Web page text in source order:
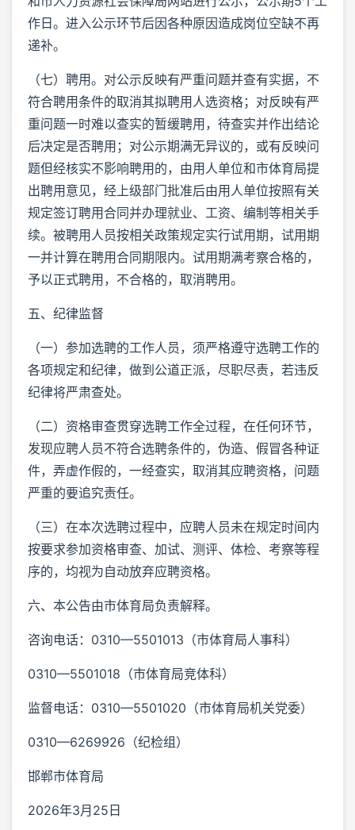
作日。进入公示环节后因各种原因造成岗位空缺不再
递补。
（七）聘用。对公示反映有严重问题并查有实据，不
符合聘用条件的取消其拟聘用人选资格；对反映有严
重问题一时难以查实的暂缓聘用，待查实并作出结论
后决定是否聘用；对公示期满无异议的，或有反映问
题但经核实不影响聘用的，由用人单位和市体育局提
出聘用意见，经上级部门批准后由用人单位按照有关
规定签订聘用合同并办理就业、工资、编制等相关手
续。被聘用人员按相关政策规定实行试用期，试用期
一并计算在聘用合同期限内。试用期满考察合格的，
予以正式聘用，不合格的，取消聘用。
五、纪律监督
（一）参加选聘的工作人员，须严格遵守选聘工作的
各项规定和纪律，做到公道正派，尽职尽责，若违反
纪律将严肃查处。
（二）资格审查贯穿选聘工作全过程，在任何环节，
发现应聘人员不符合选聘条件的，伪造、假冒各种证
件，弄虚作假的，一经查实，取消其应聘资格，问题
严重的要追究责任。
（三）在本次选聘过程中，应聘人员未在规定时间内
按要求参加资格审查、加试、测评、体检、考察等程
序的，均视为自动放弃应聘资格。
六、本公告由市体育局负责解释。
咨询电话：0310—5501013（市体育局人事科）
0310—5501018（市体育局竞体科）
监督电话：0310—5501020（市体育局机关党委）
0310—6269926（纪检组）
邯郸市体育局
2026年3月25日